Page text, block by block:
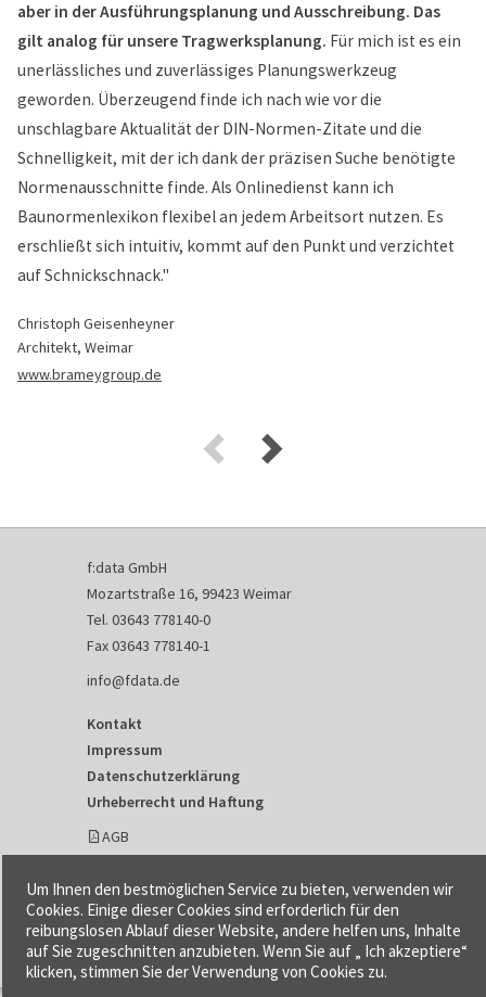
aber in der Ausführungsplanung und Ausschreibung. Das
gilt analog für unsere Tragwerksplanung. Für mich ist es ein
unerlässliches und zuverlässiges Planungswerkzeug
geworden. Überzeugend finde ich nach wie vor die
unschlagbare Aktualität der DIN-Normen-Zitate und die
Schnelligkeit, mit der ich dank der präzisen Suche benötigte
Normenausschnitte finde. Als Onlinedienst kann ich
Baunormenlexikon flexibel an jedem Arbeitsort nutzen. Es
erschließt sich intuitiv, kommt auf den Punkt und verzichtet
auf Schnickschnack."
Christoph Geisenheyner
Architekt, Weimar
www.brameygroup.de
f:data GmbH
Mozartstraße 16, 99423 Weimar
Tel. 03643 778140-0
Fax 03643 778140-1
info@fdata.de
Kontakt
Impressum
Datenschutzerklärung
Urheberrecht und Haftung
AGB
Um Ihnen den bestmöglichen Service zu bieten, verwenden wir
Cookies. Einige dieser Cookies sind erforderlich für den
reibungslosen Ablauf dieser Website, andere helfen uns, Inhalte
auf Sie zugeschnitten anzubieten. Wenn Sie auf „ Ich akzeptiere“
klicken, stimmen Sie der Verwendung von Cookies zu.